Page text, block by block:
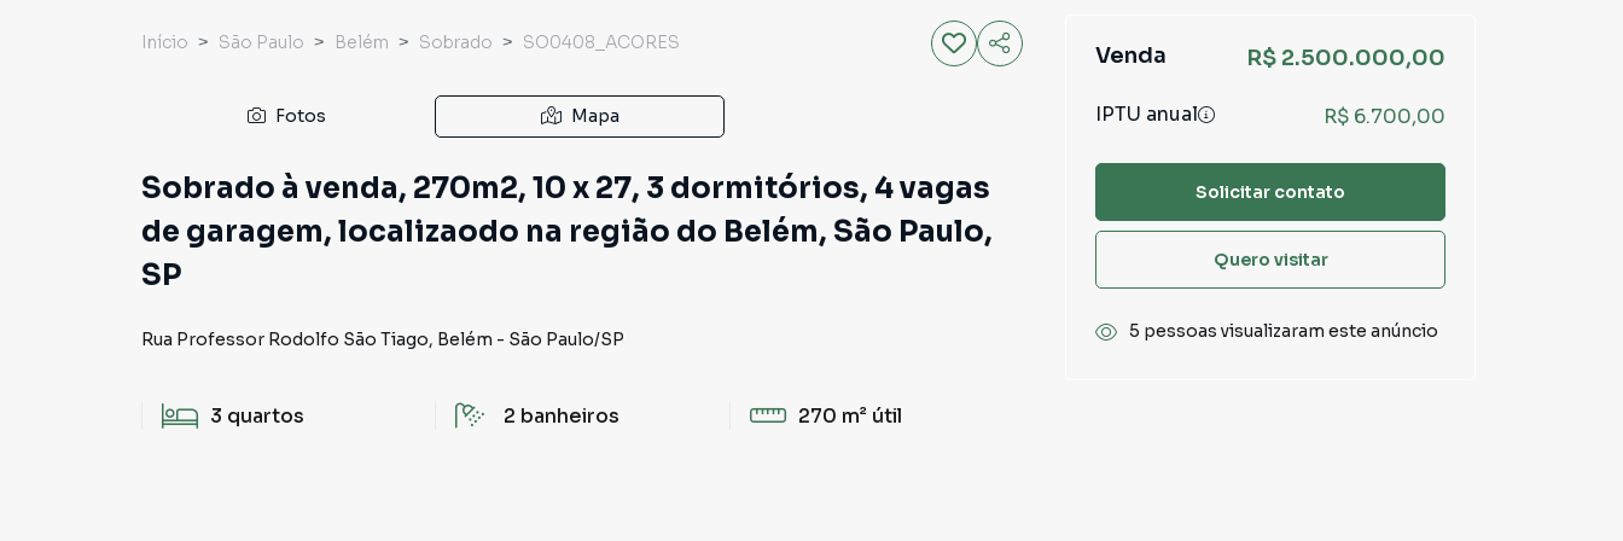
Início São Paulo Belém Sobrado SO0408_ACORES
Fotos Mapa
Sobrado à venda, 270m2, 10 x 27, 3 dormitórios, 4 vagas
de garagem, localizaodo na região do Belém, São Paulo,
SP
Rua Professor Rodolfo São Tiago, Belém - São Paulo/SP
3 quartos 2 banheiros 270 m² útil
Venda R$ 2.500.000,00
IPTU anual R$ 6.700,00
Solicitar contato
Quero visitar
5 pessoas visualizaram este anúncio